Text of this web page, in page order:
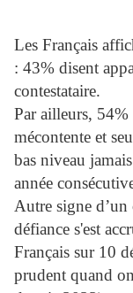
Les Français
: 43% disent
contestataire.
Par ailleurs, 54%
mécontente et
bas niveau
année
Autre signe
défiance s'est
Français sur 10
prudent quand